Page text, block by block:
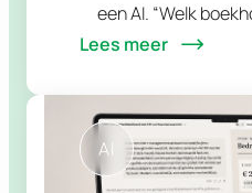
een AI. “Welk
aanraden in mijn
Lees meer
AI